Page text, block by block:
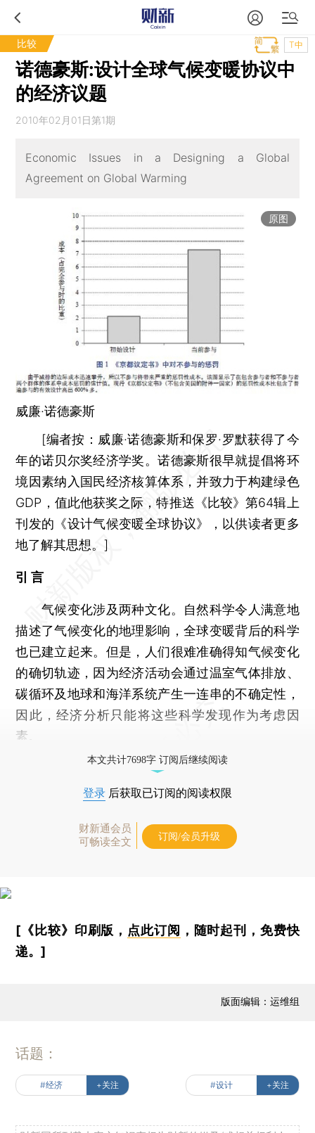
比较 T中
诺德豪斯:设计全球气候变暖协议中
的经济议题
2010年02月01日第1期
Economic Issues in a Designing a Global
Agreement on Global Warming
原图
威廉·诺德豪斯
[编者按： 威廉·诺德豪斯和保罗·罗默获得了今
年的诺贝尔奖经济学奖。诺德豪斯很早就提倡将环
境因素纳入国民经济核算体系，并致力于构建绿色
GDP，值此他获奖之际，特推送《比较》第64辑上
刊发的《设计气候变暖全球协议》，以供读者更多
地了解其思想。]
引 言
气候变化涉及两种文化。自然科学令人满意地
描述了气候变化的地理影响，全球变暖背后的科学
也已建立起来。但是，人们很难准确得知气候变化
的确切轨迹，因为经济活动会通过温室气体排放、
碳循环及地球和海洋系统产生一连串的不确定性，
因此，经济分析只能将这些科学发现作为考虑因
素。
本文共计7698字 订阅后继续阅读
登录 后获取已订阅的阅读权限
财新通会员
可畅读全文
订阅/会员升级
[《比较》印刷版， 点此订阅 ，随时起刊，免费快
递。]
版面编辑：运维组
话题：
#经济 +关注 #设计 +关注